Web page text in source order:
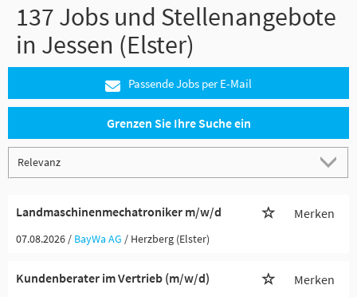
137 Jobs und Stellenangebote
in Jessen (Elster)
Passende Jobs per E-Mail
Grenzen Sie Ihre Suche ein
Landmaschinenmechatroniker m/w/d Merken
07.08.2026 / BayWa AG / Herzberg (Elster)
Kundenberater im Vertrieb (m/w/d) Merken